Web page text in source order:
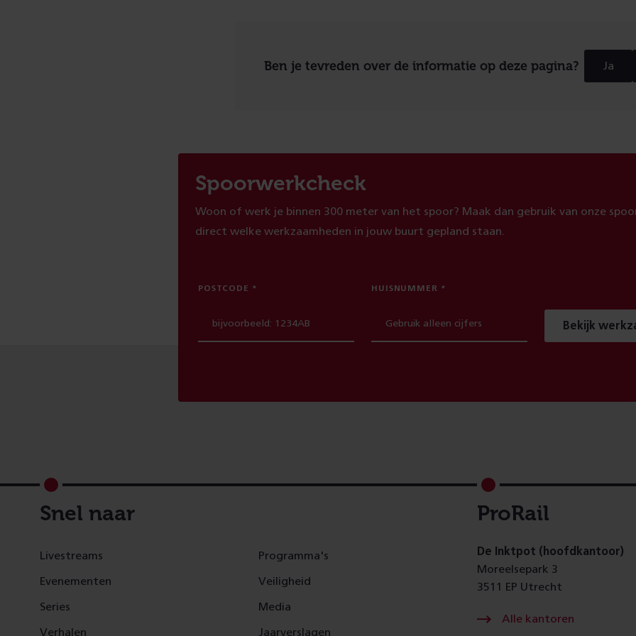
Ben je tevreden over de informatie op deze pagina? Ja
Spoorwerkcheck
Woon of werk je binnen 300 meter van het spoor? Maak dan gebruik van onze
direct welke werkzaamheden in jouw buurt gepland staan.
POSTCODE HUISNUMMER
Bekijk
Footer
Snel naar
Livestreams
Evenementen
Series
Verhalen
Programma's
Veiligheid
Media
Jaarverslagen
ProRail
De Inktpot (hoofdkantoor)
Moreelsepark 3
3511 EP Utrecht
Alle kantoren